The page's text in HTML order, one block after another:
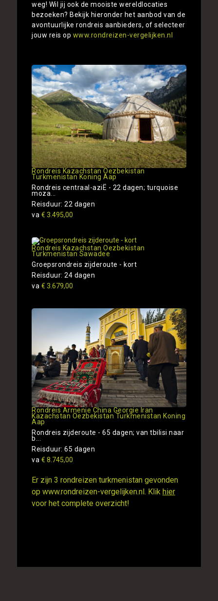
weg! Wil jij ook de mooiste wereldlocaties
bezoeken? Bekijk hieronder het aanbod van de
avontuurlijke rondreis aanbieders, of selecteer
jouw reis op www.rondreizen-vergelijken.nl
Rondreis Kazachstan Oezbekistan
Turkmenistan Koning Aap
Rondreis centraal-aziË - 22 dagen; turquoise
moza...
Reisduur: 22 dagen
va € 3.495,00
Rondreis Kazachstan Oezbekistan
Turkmenistan Sawadee
Groepsrondreis zijderoute - kort
Reisduur: 24 dagen
va € 3.679,00
Rondreis Armenie China Georgie Iran
Kazachstan Oezbekistan Turkmenistan Koning
Aap
Rondreis zijderoute - 65 dagen; van tbilisi naar
b...
Reisduur: 65 dagen
va € 8.745,00
Er zijn 3 rondreizen turkmenistan gevonden
op www.rondreizen-vergelijken.nl. Klik hier
voor het complete overzicht!